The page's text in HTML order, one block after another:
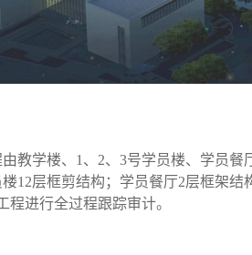
教学楼、1、2、3号学员楼、学员
12层框剪结构；学员餐厅2层框架结
进行全过程跟踪审计。